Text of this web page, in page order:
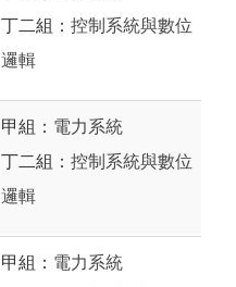
丁二組： 控制系統與數位
邏輯
甲組： 電力系統
丁二組： 控制系統與數位
邏輯
甲組： 電力系統